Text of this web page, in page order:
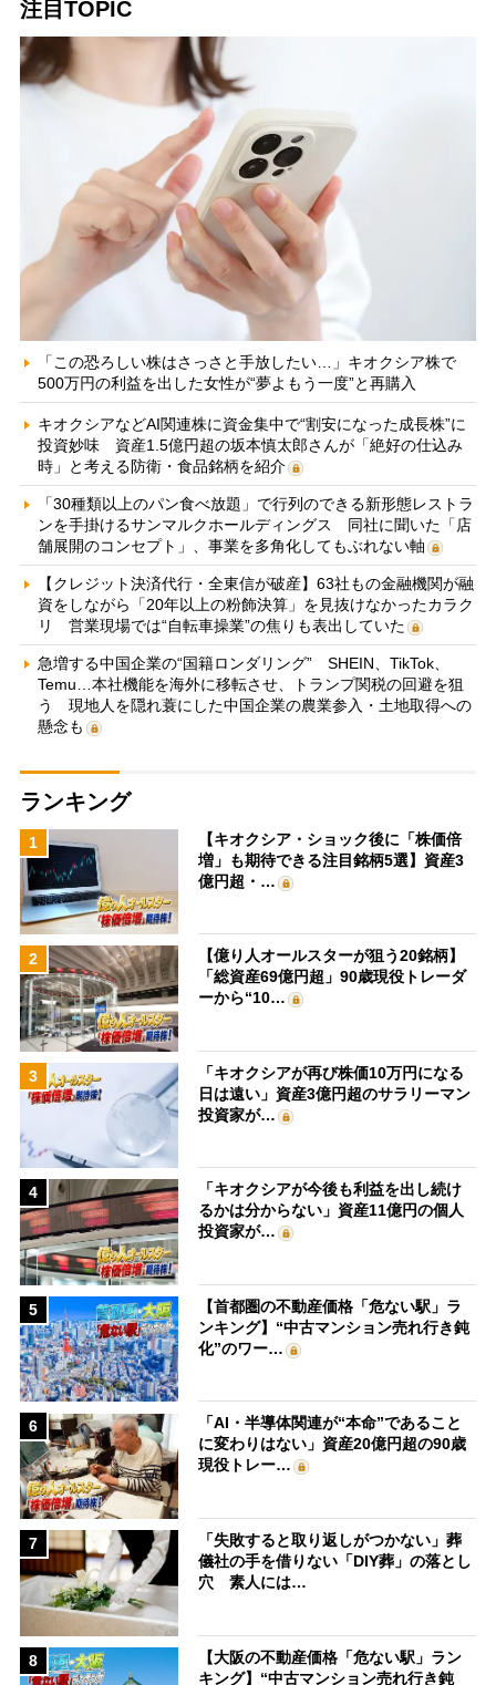
注目TOPIC
「この恐ろしい株はさっさと手放したい…」キオクシア株で
500万円の利益を出した女性が“夢よもう一度”と再購入
キオクシアなどAI関連株に資金集中で“割安になった成長株”に
投資妙味 資産1.5億円超の坂本慎太郎さんが「絶好の仕込み
時」と考える防衛・食品銘柄を紹介
「30種類以上のパン食べ放題」で行列のできる新形態レストラ
ンを手掛けるサンマルクホールディングス 同社に聞いた「店
舗展開のコンセプト」、事業を多角化してもぶれない軸
【クレジット決済代行・全東信が破産】63社もの金融機関が融
資をしながら「20年以上の粉飾決算」を見抜けなかったカラク
リ 営業現場では“自転車操業”の焦りも表出していた
急増する中国企業の“国籍ロンダリング” SHEIN、TikTok、
Temu…本社機能を海外に移転させ、トランプ関税の回避を狙
う 現地人を隠れ蓑にした中国企業の農業参入・土地取得への
懸念も
ランキング
1
【キオクシア・ショック後に「株価倍
増」も期待できる注目銘柄5選】資産3
億円超・…
2
【億り人オールスターが狙う20銘柄】
「総資産69億円超」90歳現役トレーダ
ーから“10…
3
「キオクシアが再び株価10万円になる
日は遠い」資産3億円超のサラリーマン
投資家が…
4
「キオクシアが今後も利益を出し続け
るかは分からない」資産11億円の個人
投資家が…
5
【首都圏の不動産価格「危ない駅」ラ
ンキング】“中古マンション売れ行き鈍
化”のワー…
6
「AI・半導体関連が“本命”であること
に変わりはない」資産20億円超の90歳
現役トレー…
7
「失敗すると取り返しがつかない」葬
儀社の手を借りない「DIY葬」の落とし
穴 素人には…
8
【大阪の不動産価格「危ない駅」ラン
キング】“中古マンション売れ行き鈍